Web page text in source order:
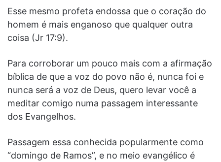
Esse mesmo profeta endossa que o coração do
homem é mais enganoso que qualquer outra
coisa (Jr 17:9).
Para corroborar um pouco mais com a afirmação
bíblica de que a voz do povo não é, nunca foi e
nunca será a voz de Deus, quero levar você a
meditar comigo numa passagem interessante
dos Evangelhos.
Passagem essa conhecida popularmente como
“domingo de Ramos”, e no meio evangélico é